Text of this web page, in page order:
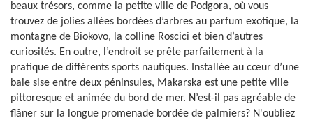
beaux trésors, comme la petite ville de Podgora, où vous
trouvez de jolies allées bordées d’arbres au parfum exotique, la
montagne de Biokovo, la colline Roscici et bien d’autres
curiosités. En outre, l’endroit se prête parfaitement à la
pratique de différents sports nautiques. Installée au cœur d’une
baie sise entre deux péninsules, Makarska est une petite ville
pittoresque et animée du bord de mer. N’est-il pas agréable de
flâner sur la longue promenade bordée de palmiers? N'oubliez